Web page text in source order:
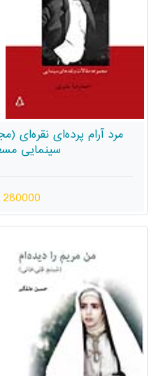
مرد آرام پرده‌ای نقره‌ای
سینمایی مسعود
280000 تومان